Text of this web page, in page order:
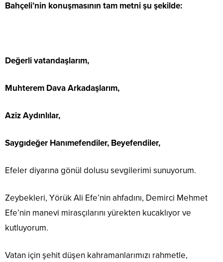
Bahçeli’nin konuşmasının tam metni şu şekilde:
Değerli vatandaşlarım,
Muhterem Dava Arkadaşlarım,
Aziz Aydınlılar,
Saygıdeğer Hanımefendiler, Beyefendiler,
Efeler diyarına gönül dolusu sevgilerimi sunuyorum.
Zeybekleri, Yörük Ali Efe’nin ahfadını, Demirci Mehmet
Efe’nin manevi mirasçılarını yürekten kucaklıyor ve
kutluyorum.
Vatan için şehit düşen kahramanlarımızı rahmetle,